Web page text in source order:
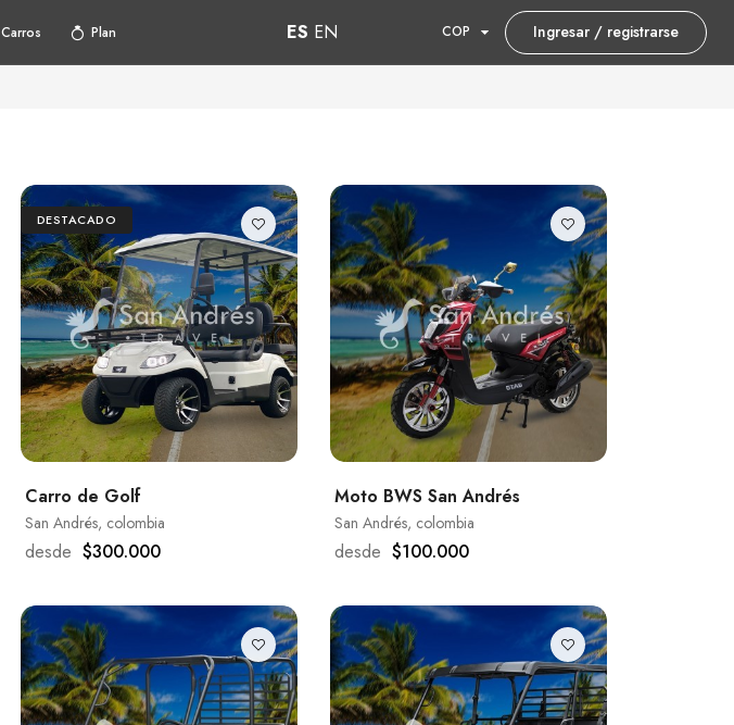
Carros Plan ES EN COP Ingresar / registrarse
DESTACADO
Carro de Golf
San Andrés, colombia
desde $300.000
Moto BWS San Andrés
San Andrés, colombia
desde $100.000